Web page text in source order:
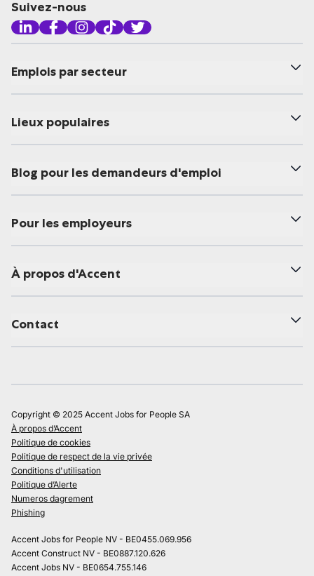
Suivez-nous
Emplois par secteur
Lieux populaires
Blog pour les demandeurs d'emploi
Pour les employeurs
À propos d'Accent
Contact
Copyright © 2025 Accent Jobs for People SA
À propos d’Accent
Politique de cookies
Politique de respect de la vie privée
Conditions d'utilisation
Politique d’Alerte
Numeros dagrement
Phishing
Accent Jobs for People NV - BE0455.069.956
Accent Construct NV - BE0887.120.626
Accent Jobs NV - BE0654.755.146